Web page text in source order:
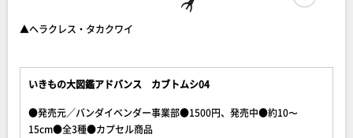
▲ヘラクレス・タカクワイ
いきもの大図鑑アドバンス カブトムシ04
●発売元／バンダイベンダー事業部●1500円、発売中●約10〜
15cm●全3種●カプセル商品